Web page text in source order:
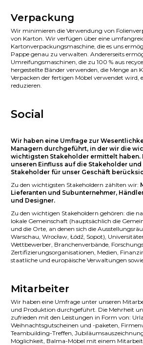
Verpackung
Wir minimieren die Verwendung von
von Karton. Wir verfügen über eine
Kartonverpackungsmaschine, die es uns
Pappe genau zu verwalten. Andererseits
Umreifungsmaschinen, die zu 100 % aus
hergestellte Bänder verwenden, die Menge an
Verpacken der fertigen Möbel verwendet wird,
reduzieren.
Social
Wir haben eine Umfrage zur
Managern durchgeführt, in der wir die
wichtigsten Stakeholder ermittelt haben.
unseren Einfluss auf die Stakeholder
Stakeholder für unser Geschäft
Zu den wichtigsten Stakeholdern zählten wir:
Lieferanten und Subunternehmer,
und Designer.
Zu den wichtigen Stakeholdern gehören: die
lokale Gemeinschaft (hauptsächlich die
und die Orte, an denen sich die
Warschau, Wrocław, Łódź, Sopot),
Wettbewerber, Branchenverbände,
Zertifizierungsorganisationen, Medien,
staatliche und europäische Verwaltungen
Mitarbeiter
Wir haben eine Umfrage unter unseren
und Produktion durchgeführt. Die Mehrheit
zufrieden mit den Leistungen in Form von:
Weihnachtsgutscheinen und -paketen,
Teambuilding-Treffen,
Möglichkeit, Balma-Möbel mit einem